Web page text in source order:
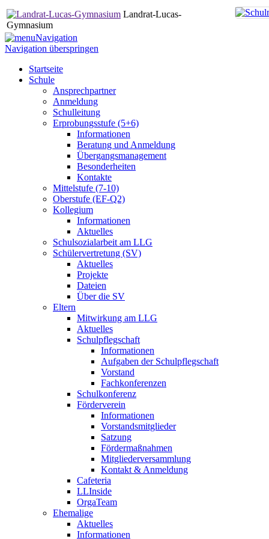
Landrat-Lucas-
Gymnasium
Navigation
Navigation überspringen
Startseite
Schule
Ansprechpartner
Anmeldung
Schulleitung
Erprobungsstufe (5+6)
Informationen
Beratung und Anmeldung
Übergangsmanagement
Besonderheiten
Kontakte
Mittelstufe (7-10)
Oberstufe (EF-Q2)
Kollegium
Informationen
Aktuelles
Schulsozialarbeit am LLG
Schülervertretung (SV)
Aktuelles
Projekte
Dateien
Über die SV
Eltern
Mitwirkung am LLG
Aktuelles
Schulpflegschaft
Informationen
Aufgaben der Schulpflegschaft
Vorstand
Fachkonferenzen
Schulkonferenz
Förderverein
Informationen
Vorstandsmitglieder
Satzung
Fördermaßnahmen
Mitgliederversammlung
Kontakt & Anmeldung
Cafeteria
LLInside
OrgaTeam
Ehemalige
Aktuelles
Informationen